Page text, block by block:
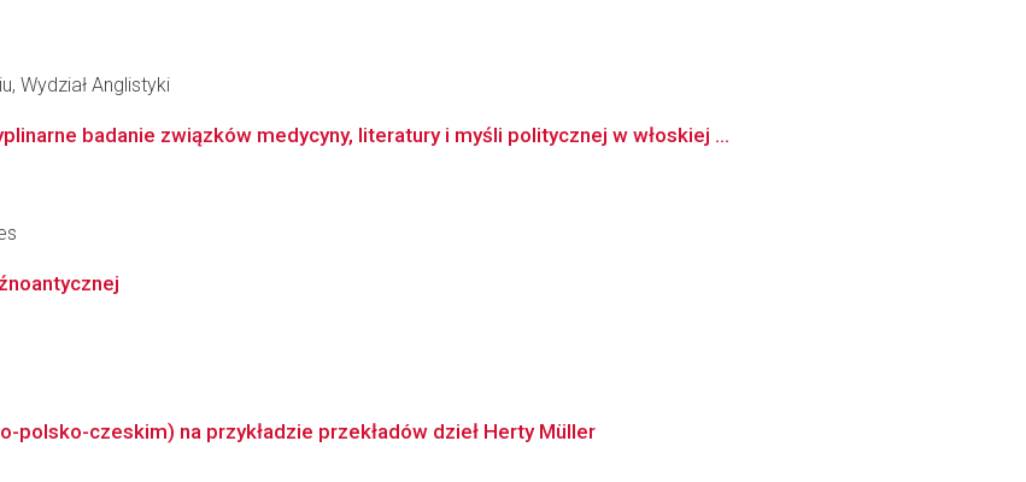
Wydział Anglistyki
badanie związków medycyny, literatury i myśli politycznej w włoskiej ...
polsko-czeskim) na przykładzie przekładów dzieł Herty Müller